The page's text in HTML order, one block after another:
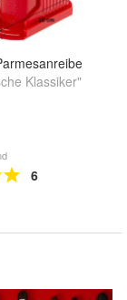
Klassiker"
6